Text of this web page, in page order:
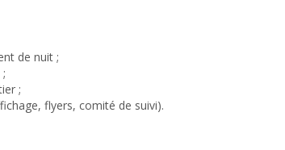
de nuit ;
;
flyers, comité de suivi).